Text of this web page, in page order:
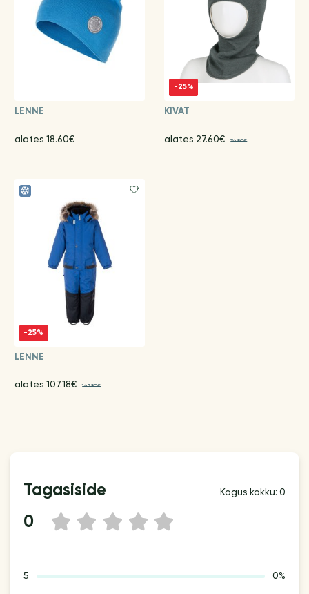
LENNE
alates 18.60€
-25%
KIVAT
alates 27.60€ 36.80€
-25%
LENNE
alates 107.18€ 142.90€
Tagasiside Kogus kokku: 0
0 5
4
3
2
1
5 0%